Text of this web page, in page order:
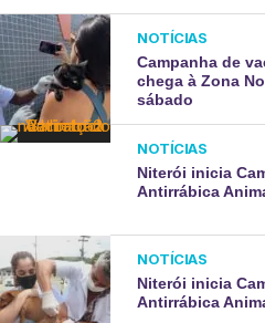
NOTÍCIAS
Campanha de
chega à Zona
sábado
NOTÍCIAS
Niterói inicia
Antirrábica
NOTÍCIAS
Niterói inicia
Antirrábica